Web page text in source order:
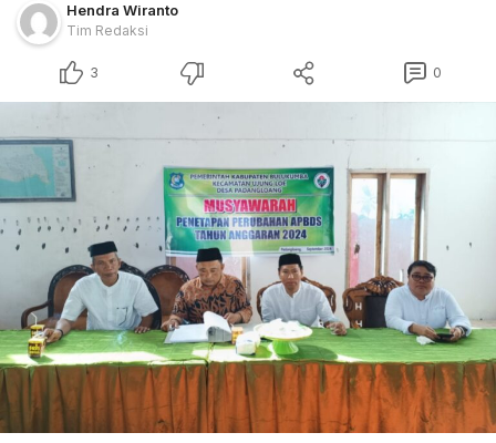
Hendra Wiranto
Tim Redaksi
3 0